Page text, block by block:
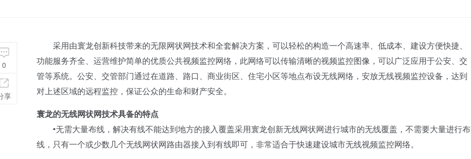
采用由寰龙创新科技带来的无限网状网技术和全套解决方案，可以轻松的构造一个高速率、低成本、建设方便快捷、
功能服务齐全、运营维护简单的优质公共视频监控网络，此网络可以传输清晰的视频监控图像，可以广泛应用于公安、交
管等系统。公安、交管部门通过在道路、路口、商业街区、住宅小区等地点布设无线网络，安放无线视频监控设备，达到
对上述区域的远程监控，保证公众的生命和财产安全。
寰龙的无线网状网技术具备的特点
•无需大量布线，解决有线不能达到地方的接入覆盖采用寰龙创新无线网状网进行城市的无线覆盖，不需要大量进行布
线，只有一个或少数几个无线网状网路由器接入到有线即可，非常适合于快速建设城市无线视频监控网络。
0
享